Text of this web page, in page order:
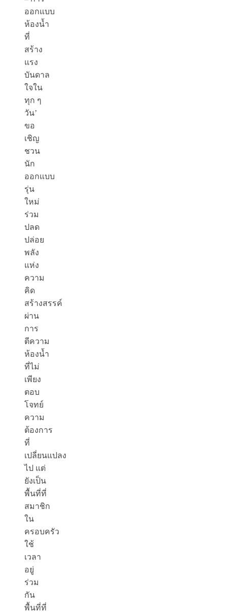
ออกแบบ
ห้องน้ำ
ที่
สร้าง
แรง
บันดาล
ใจใน
ทุก ๆ
วัน’
ขอ
เชิญ
ชวน
นัก
ออกแบบ
รุ่น
ใหม่
ร่วม
ปลด
ปล่อย
พลัง
แห่ง
ความ
คิด
สร้างสรรค์
ผ่าน
การ
ตีความ
ห้องน้ำ
ที่ไม่
เพียง
ตอบ
โจทย์
ความ
ต้องการ
ที่
เปลี่ยนแปลง
ไป แต่
ยังเป็น
พื้นที่ที่
สมาชิก
ใน
ครอบครัว
ใช้
เวลา
อยู่
ร่วม
กัน
พื้นที่ที่